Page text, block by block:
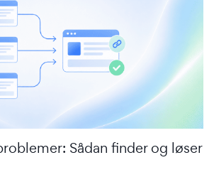
Sådan finder og løser